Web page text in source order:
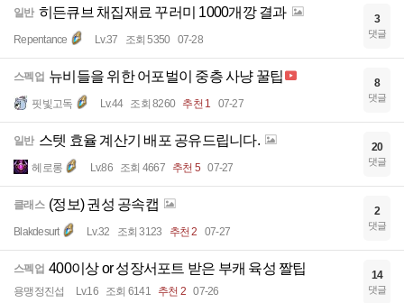
일반 히든큐브 채집재료 꾸러미 1000개깡 결과
Repentance Lv.37 조회 5350 07-28
3
댓글
스펙업 뉴비들을 위한 어포벌이 중층 사냥 꿀팁
핏빛고독 Lv.44 조회 8260 추천 1 07-27
8
댓글
일반 스텟 효율 계산기 배포 공유드립니다.
헤로롱 Lv.86 조회 4667 추천 5 07-27
20
댓글
클래스 (정보) 권성 공속캡
Blakdesurt Lv.32 조회 3123 추천 2 07-27
2
댓글
스펙업 400이상 or 성장서포트 받은 부캐 육성 짤팁
용맹정진섭 Lv.16 조회 6141 추천 2 07-26
14
댓글